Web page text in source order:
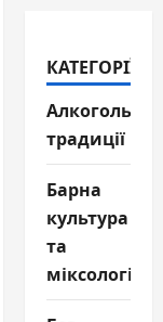
КАТЕГОРІЇ
Алкогольні
традиції
Барна
культура
та
міксологія